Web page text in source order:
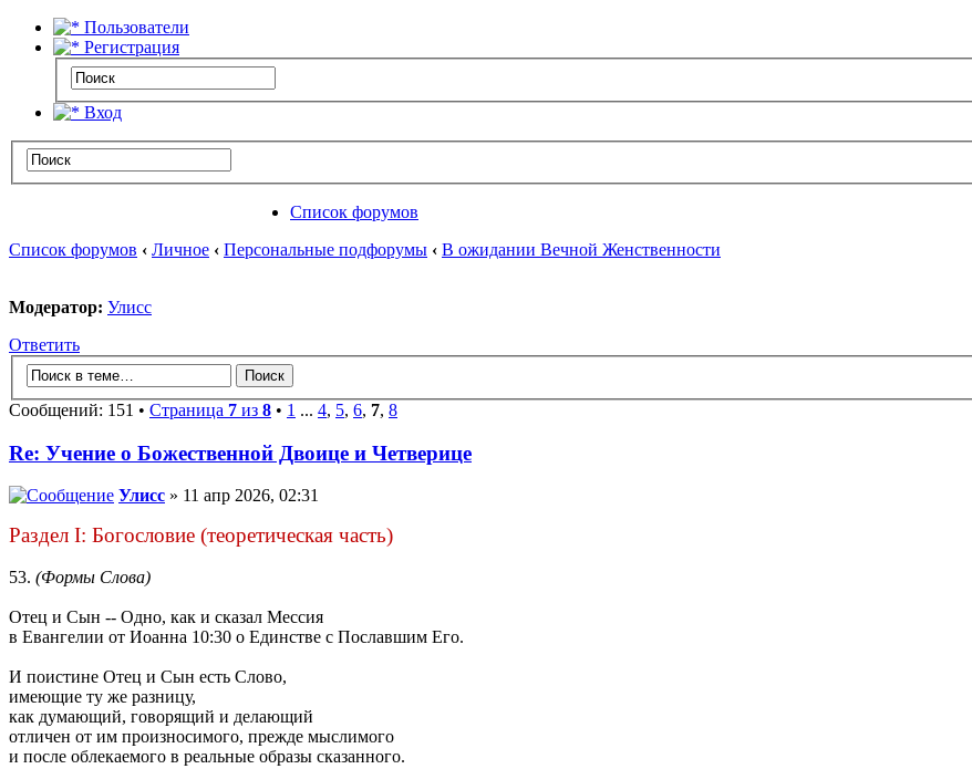
Пользователи
Регистрация
Вход
Список форумов
Список форумов ‹ Личное ‹ Персональные подфорумы ‹ В ожидании Вечной Женственности
Модератор: Улисс
Ответить
Сообщений: 151 • Страница 7 из 8 • 1 ... 4, 5, 6, 7, 8
Re: Учение о Божественной Двоице и Четверице
Улисс » 11 апр 2026, 02:31
Раздел I: Богословие (теоретическая часть)
53. (Формы Слова)
Отец и Сын -- Одно, как и сказал Мессия
в Евангелии от Иоанна 10:30 о Единстве с Пославшим Его.
И поистине Отец и Сын есть Слово,
имеющие ту же разницу,
как думающий, говорящий и делающий
отличен от им произносимого, прежде мыслимого
и после облекаемого в реальные образы сказанного.